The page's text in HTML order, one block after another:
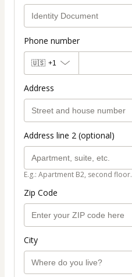
Phone number
🇺🇸 +1
Address
Address line 2 (optional)
E.g.: Apartment B2, second floor.
Zip Code
City